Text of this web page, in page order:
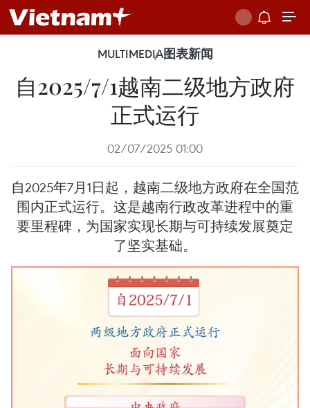
MULTIMEDIA图表新闻
自2025/7/1越南二级地方政府
正式运行
02/07/2025 01:00
自2025年7月1日起，越南二级地方政府在全国范
围内正式运行。这是越南行政改革进程中的重
要里程碑，为国家实现长期与可持续发展奠定
了坚实基础。